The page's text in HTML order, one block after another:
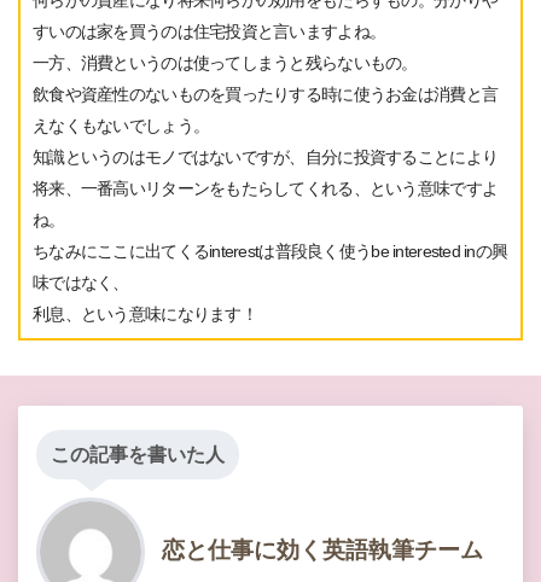
すいのは家を買うのは住宅投資と言いますよね。
一方、消費というのは使ってしまうと残らないもの。
飲食や資産性のないものを買ったりする時に使うお金は消費と言
えなくもないでしょう。
知識というのはモノではないですが、自分に投資することにより
将来、一番高いリターンをもたらしてくれる、という意味ですよ
ね。
ちなみにここに出てくるinterestは普段良く使うbe interested inの興
味ではなく、
利息、という意味になります！
この記事を書いた人
恋と仕事に効く英語執筆チーム